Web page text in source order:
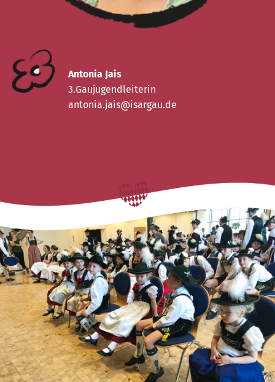
Antonia Jais
3.Gaujugendleiterin
antonia.jais@isargau.de